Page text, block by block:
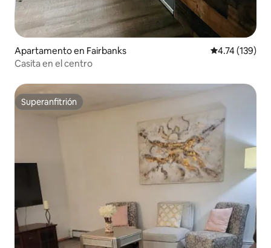
Apartamento en Fairbanks Calificación
4.74 (139)
Casita en el centro
Superanfitrión
Superanfitrión